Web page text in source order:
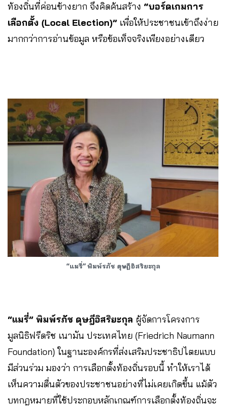
ท้องถิ่นที่ค่อนข้างยาก จึงคิดค้นสร้าง “บอร์ดเกมการ
เลือกตั้ง (Local Election)” เพื่อให้ประชาชนเข้าถึงง่าย
มากกว่าการอ่านข้อมูล หรือข้อเท็จจริงเพียงอย่างเดียว
“แมรี่” พิมพ์รภัช ดุษฎีอิสริยะกุล
“แมรี่” พิมพ์รภัช ดุษฎีอิสริยะกุล ผู้จัดการโครงการ
มูลนิธิฟรีดริช เนามัน ประเทศไทย (Friedrich Naumann
Foundation) ในฐานะองค์กรที่ส่งเสริมประชาธิปไตยแบบ
มีส่วนร่วม มองว่า การเลือกตั้งท้องถิ่นรอบนี้ ทำให้เราได้
เห็นความตื่นตัวของประชาชนอย่างที่ไม่เคยเกิดขึ้น แม้ตัว
บทกฎหมายที่ใช้ประกอบหลักเกณฑ์การเลือกตั้งท้องถิ่นจะ